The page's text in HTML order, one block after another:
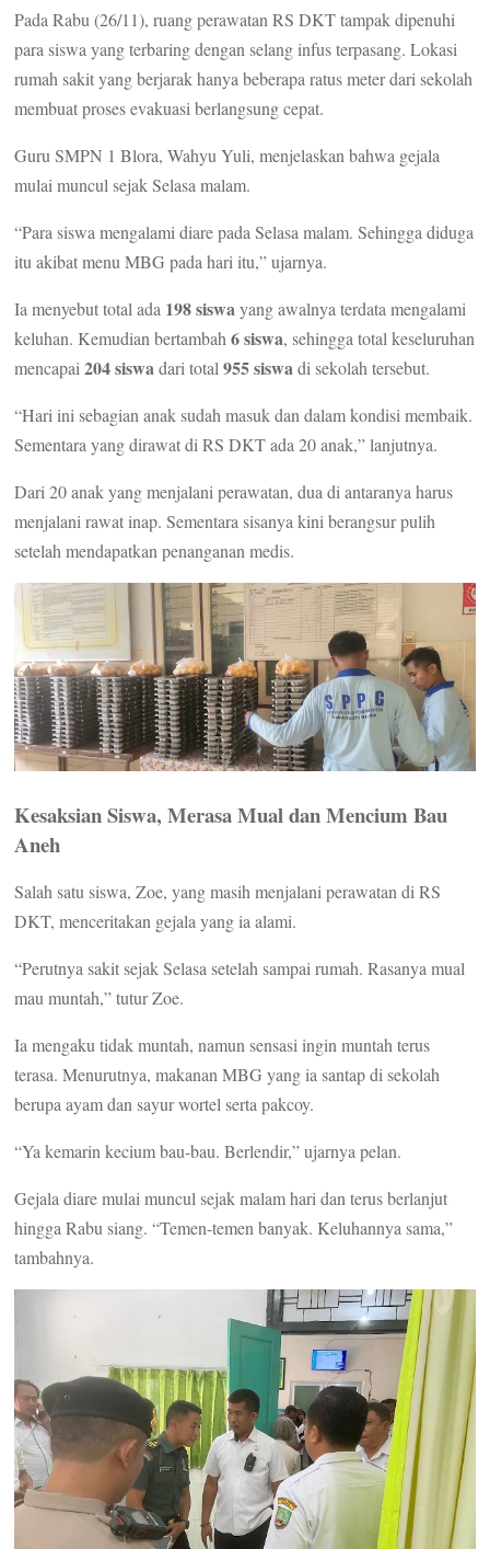
Pada Rabu (26/11), ruang perawatan RS DKT tampak dipenuhi
para siswa yang terbaring dengan selang infus terpasang. Lokasi
rumah sakit yang berjarak hanya beberapa ratus meter dari sekolah
membuat proses evakuasi berlangsung cepat.
Guru SMPN 1 Blora, Wahyu Yuli, menjelaskan bahwa gejala
mulai muncul sejak Selasa malam.
“Para siswa mengalami diare pada Selasa malam. Sehingga diduga
itu akibat menu MBG pada hari itu,” ujarnya.
Ia menyebut total ada 198 siswayang awalnya terdata mengalami
keluhan. Kemudian bertambah6 siswa, sehingga total keseluruhan
mencapai204 siswadari total955 siswadi sekolah tersebut.
“Hari ini sebagian anak sudah masuk dan dalam kondisi membaik.
Sementara yang dirawat di RS DKT ada 20 anak,” lanjutnya.
Dari 20 anak yang menjalani perawatan, dua di antaranya harus
menjalani rawat inap. Sementara sisanya kini berangsur pulih
setelah mendapatkan penanganan medis.
Kesaksian Siswa, Merasa Mual dan Mencium Bau
Aneh
Salah satu siswa, Zoe, yang masih menjalani perawatan di RS
DKT, menceritakan gejala yang ia alami.
“Perutnya sakit sejak Selasa setelah sampai rumah. Rasanya mual
mau muntah,” tutur Zoe.
Ia mengaku tidak muntah, namun sensasi ingin muntah terus
terasa. Menurutnya, makanan MBG yang ia santap di sekolah
berupa ayam dan sayur wortel serta pakcoy.
“Ya kemarin kecium bau-bau. Berlendir,” ujarnya pelan.
Gejala diare mulai muncul sejak malam hari dan terus berlanjut
hingga Rabu siang. “Temen-temen banyak. Keluhannya sama,”
tambahnya.